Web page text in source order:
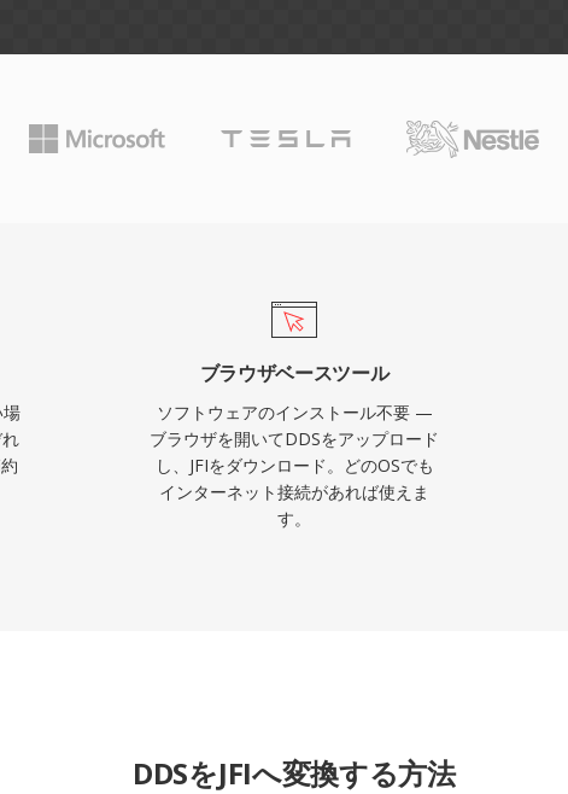
ブラウザベースツール
ソフトウェアのインストール不要 —
ブラウザを開いてDDSをアップロード
し、JFIをダウンロード。どのOSでも
インターネット接続があれば使えま
す。
DDSをJFIへ変換する方法